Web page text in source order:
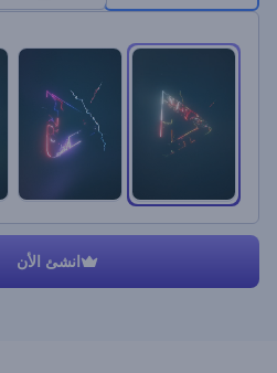
انشئ الأن